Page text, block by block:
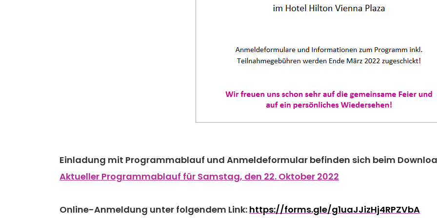
Einladung mit Programmablauf und Anmeldeformular befinden sich beim
Aktueller Programmablauf für Samstag, den 22. Oktober 2022
Online-Anmeldung unter folgendem Link: https://forms.gle/g1uaJJizHj4RPZVbA